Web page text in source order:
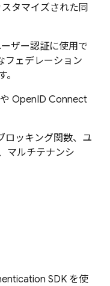
タマイズされた同
ザー認証に使用で
フェデレーション
OpenID Connect
ロッキング関数、ユ
マルチテナンシ
SDK を使